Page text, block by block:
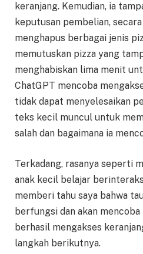
keranjang. Kemudian, ia
keputusan pembelian,
menghapus berbagai jenis
memutuskan pizza yang
menghabiskan lima menit
ChatGPT mencoba
tidak dapat menyelesaikan
teks kecil muncul untuk
salah dan bagaimana ia
Terkadang, rasanya seperti
anak kecil belajar
memberi tahu saya bahwa
berfungsi dan akan mencoba
berhasil mengakses
langkah berikutnya.